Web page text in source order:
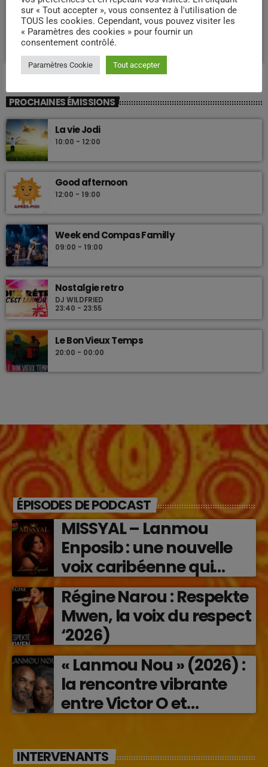
ZOUK NOSTALGIE
Nostalgie retro
23:40 - 23:55
Nostalgie retro
Dj Wildfried
Les plus beaux Zouk des années 80
PROCHAINES ÉMISSIONS
La vie Jodi
10:00 - 12:00
Good afternoon
12:00 - 19:00
Week end Compas Familly
09:00 - 19:00
Nostalgie retro
DJ WILDFRIED
23:40 - 23:55
Le Bon Vieux Temps
20:00 - 00:00
ÉPISODES DE PODCAST
MISSYAL – Lanmou
Enposib : une nouvelle
voix caribéenne qui
transforme les émotions
en musique (2026)
Régine Narou : Respekte
Mwen, la voix du respect
‘2026)
« Lanmou Nou » (2026) :
la rencontre vibrante
entre Victor O et
INTERVENANTS
sur « Tout accepter », vous consentez à l'utilisation de
TOUS les cookies. Cependant, vous pouvez visiter les
« Paramètres des cookies » pour fournir un
consentement contrôlé.
Paramètres Cookie Tout accepter